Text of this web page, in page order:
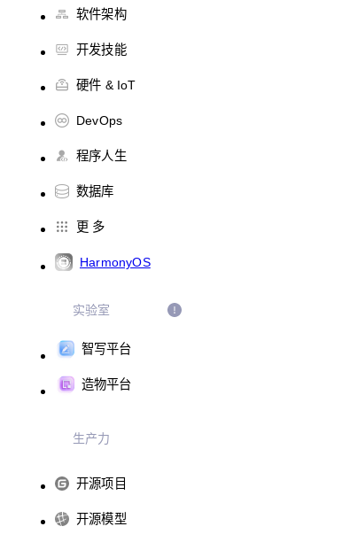
软件架构
开发技能
硬件 & IoT
DevOps
程序人生
数据库
更 多
HarmonyOS
实验室
智写平台
造物平台
生产力
开源项目
开源模型